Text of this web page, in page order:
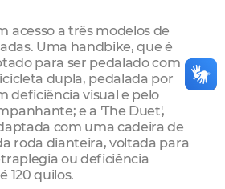
acesso a três modelos de
Uma handbike, que é
para ser pedalado com
dupla, pedalada por
deficiência visual e pelo
e a 'The Duet',
com uma cadeira de
roda dianteira, voltada para
ou deficiência
120 quilos.